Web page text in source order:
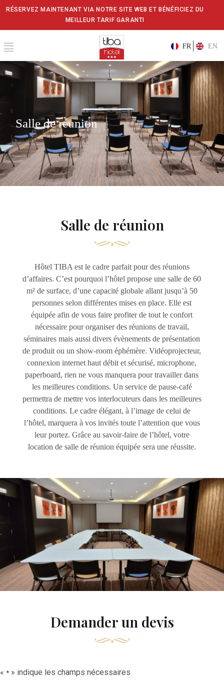
RÉSERVEZ MAINTENANT VIA NOTRE SITE WEB ET BÉNÉFICIEZ DU
MEILLEUR TARIF GARANTI
FR EN
Salle de réunion
Salle de réunion
Hôtel TIBA est le cadre parfait pour des réunions
d’affaires. C’est pourquoi l’hôtel propose une salle de 60
m² de surface, d’une capacité globale allant jusqu’à 50
personnes selon différentes mises en place. Elle est
équipée afin de vous faire profiter de tout le confort
nécessaire pour organiser des réunions de travail,
séminaires mais aussi divers évènements de présentation
de produit ou un show-room éphémère. Vidéoprojecteur,
connexion internet haut débit et sécurisé, microphone,
paperboard, rien ne vous manquera pour travailler dans
les meilleures conditions. Un service de pause-café
permettra de mettre vos interlocuteurs dans les meilleures
conditions. Le cadre élégant, à l’image de celui de
l’hôtel, marquera à vos invités toute l’attention que vous
leur portez. Grâce au savoir-faire de l’hôtel, votre
location de salle de réunion équipée sera une réussite.
Demander un devis
« * » indique les champs nécessaires